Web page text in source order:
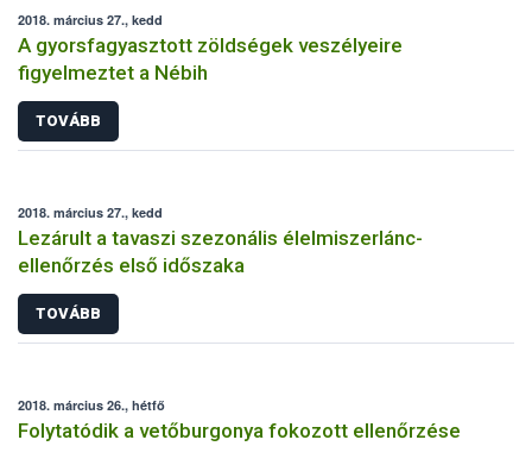
2018. március 27., kedd
A gyorsfagyasztott zöldségek veszélyeire
figyelmeztet a Nébih
TOVÁBB
2018. március 27., kedd
Lezárult a tavaszi szezonális élelmiszerlánc-
ellenőrzés első időszaka
TOVÁBB
2018. március 26., hétfő
Folytatódik a vetőburgonya fokozott ellenőrzése